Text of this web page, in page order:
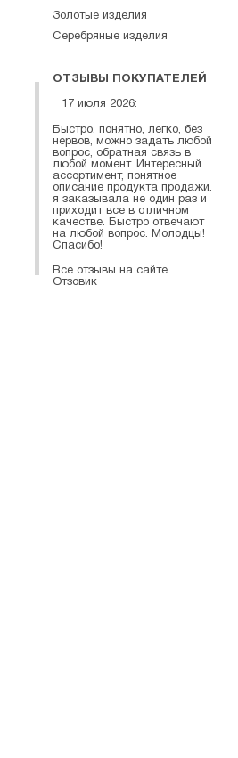
Золотые изделия
Серебряные изделия
ОТЗЫВЫ ПОКУПАТЕЛЕЙ
17 июля 2026:
Быстро, понятно, легко, без
нервов, можно задать любой
вопрос, обратная связь в
любой момент. Интересный
ассортимент, понятное
описание продукта продажи.
я заказывала не один раз и
приходит все в отличном
качестве. Быстро отвечают
на любой вопрос. Молодцы!
Спасибо!
Все отзывы на сайте
Отзовик